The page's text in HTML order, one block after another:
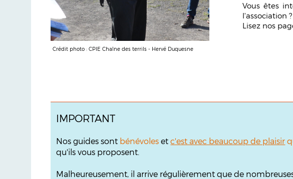
Crédit photo : CPIE Chaîne des terrils - Hervé Duquesne
Vous êtes
l'association ?
Lisez nos
IMPORTANT
Nos guides sont bénévoles etc'est avec beaucoup de plaisir
qu'ils vous proposent.
Malheureusement, il arrive régulièrement que de